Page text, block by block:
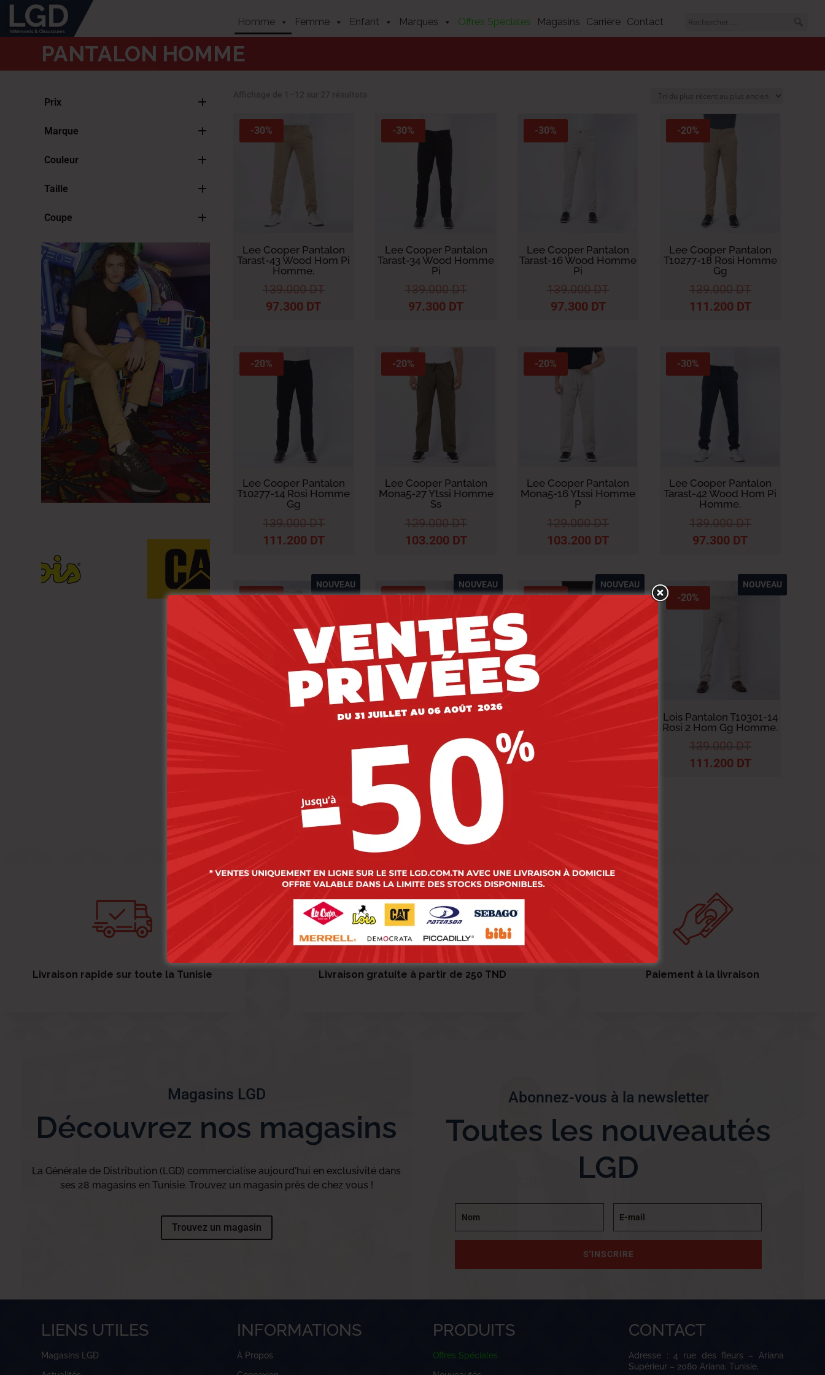
Homme Femme Enfant Marques Offres Spéciales Magasins Carrière Contact
PANTALON HOMME
Prix
Marque
Lois
Couleur
Vert
Crème
Taille
40 FR - 32" GS - 32" US
42 FR - 33" GS - 33" US
44 FR - 35" GS - 35" US
46 FR - 36" GS - 36" US
48 FR - 38" GS - 38" US
50 FR - 40" GS - 40" US
52 FR - 42" GS - 42" US
54 FR - 44" GS - 44" US
Coupe
plus
-30%
Lee Cooper Pantalon
Tarast-43 Wood Hom Pi
Homme.
139.000 DT
97.300 DT
-30%
Lee Cooper Pantalon
Tarast-34 Wood Homme
Pi
139.000 DT
97.300 DT
-30%
Lee Cooper Pantalon
Tarast-16 Wood Homme
Pi
139.000 DT
97.300 DT
-20%
Lee Cooper Pantalon
T10277-18 Rosi Homme
Gg
139.000 DT
111.200 DT
-20%
Lee Cooper Pantalon
T10277-14 Rosi Homme
Gg
139.000 DT
111.200 DT
-20%
Lee Cooper Pantalon
Mona5-27 Ytssi Homme
Ss
129.000 DT
103.200 DT
-20%
Lee Cooper Pantalon
Mona5-16 Ytssi Homme
P
129.000 DT
103.200 DT
-30%
Lee Cooper Pantalon
Tarast-42 Wood Hom Pi
Homme.
139.000 DT
97.300 DT
-20%
NOUVEAU
Lois Pantalon T10277-18
-20%
NOUVEAU
Lois Pantalon T10301-13
139.000DT
111.200
DT
-20%
NOUVEAU
-20%
NOUVEAU
Lois Pantalon T10301-14
Rosi 2 Hom Gg Homme.
139.000 DT
111.200 DT
2
Livraison rapide sur toute la Tunisie Livraison gratuite à partir de 250 TND Paiement à la livraison
Magasins LGD
Découvrez nos magasins
La Générale de Distribution (LGD) commercialise aujourd'hui en exclusivité dans
ses 28 magasins en Tunisie. Trouvez un magasin près de chez vous !
Trouvez un magasin
Abonnez-vous à la newsletter
Toutes les nouveautés
LGD
S'INSCRIRE
LIENS UTILES
Magasins LGD
INFORMATIONS
À Propos
PRODUITS
Offres Spéciales
CONTACT
Adresse : 4 rue des fleurs – Ariana
Supérieur – 2080 Ariana, Tunisie.